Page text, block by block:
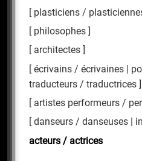
plasticiens /
philosophes
architectes
écrivains / écrivaines |
traducteurs / traductrices
artistes performeurs /
danseurs / danseuses |
acteurs / actrices